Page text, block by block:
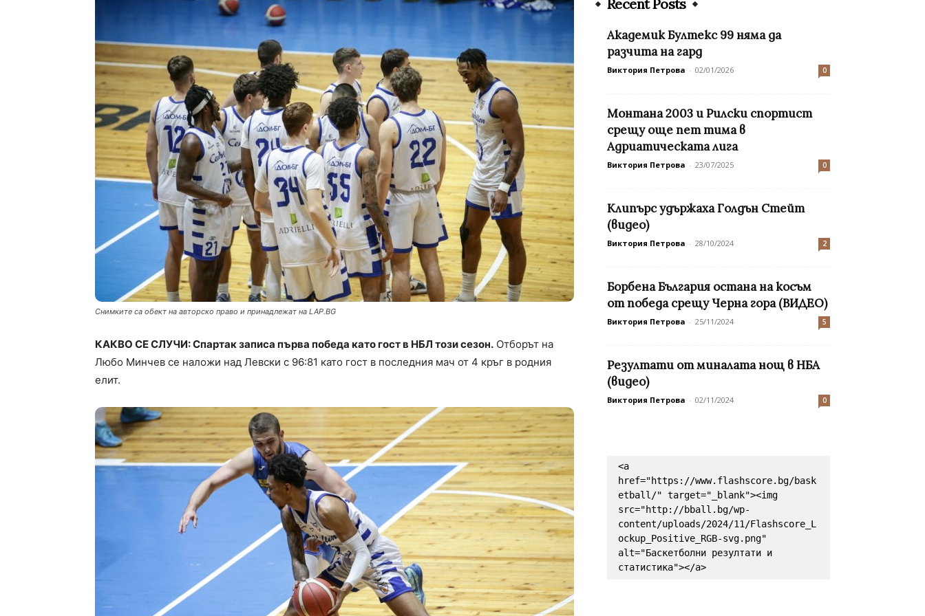
Снимките са обект на авторско право и принадлежат на LAP.BG
КАКВО СЕ СЛУЧИ: Спартак записа първа победа като гост в НБЛ този сезон. Отборът на
Любо Минчев се наложи над Левски с 96:81 като гост в последния мач от 4 кръг в родния
елит.
Recent Posts
Академик Бултекс 99 няма да
разчита на гард
Виктория Петрова - 02/01/2026 0
Монтана 2003 и Рилски спортист
срещу още пет тима в
Адриатическата лига
Виктория Петрова - 23/07/2025 0
Клипърс удържаха Голдън Стейт
(видео)
Виктория Петрова - 28/10/2024 2
Борбена България остана на косъм
от победа срещу Черна гора (ВИДЕО)
Виктория Петрова - 25/11/2024 5
Резултати от миналата нощ в НБА
(видео)
Виктория Петрова - 02/11/2024 0
<a
href="https://www.flashscore.bg/bask
etball/" target="_blank"><img
src="http://bball.bg/wp-
content/uploads/2024/11/Flashscore_L
ockup_Positive_RGB-svg.png"
alt="Баскетболни резултати и
статистика"></a>